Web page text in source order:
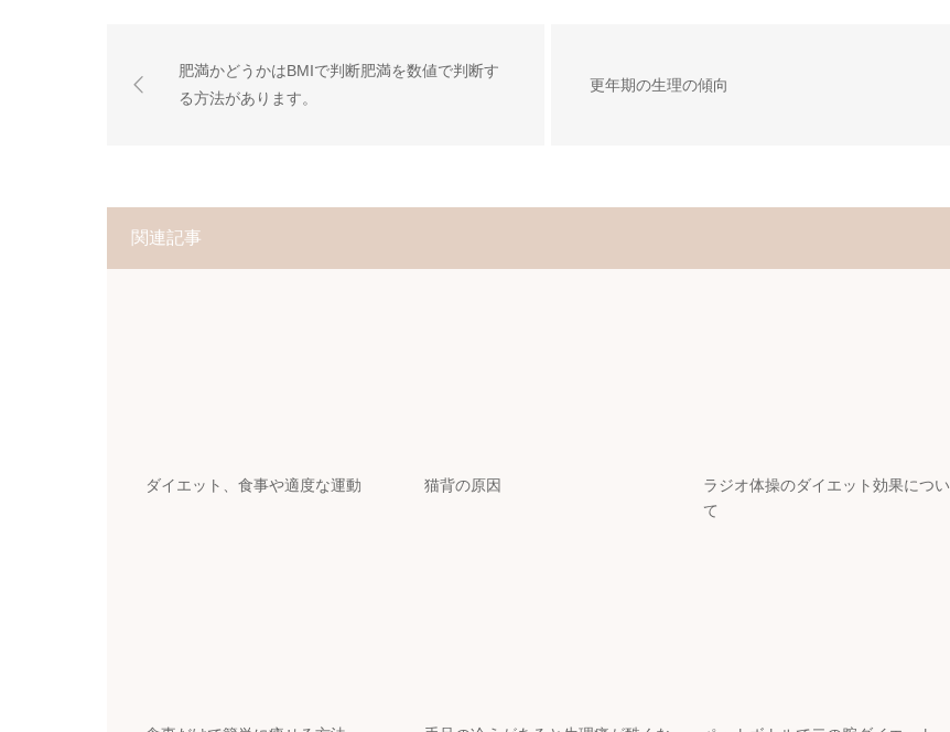
肥満かどうかはBMIで判断肥満を数値で判断す
る方法があります。
更年期の生理の傾向
関連記事
ダイエット、食事や適度な運動 猫背の原因
ラジオ体操のダイエット効果につい
て